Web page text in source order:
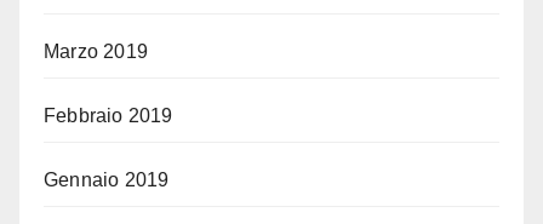
Marzo 2019
Febbraio 2019
Gennaio 2019